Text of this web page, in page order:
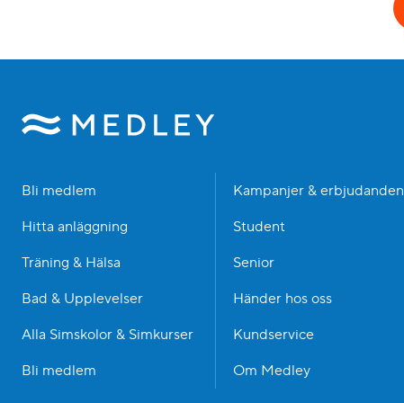
Bli medlem
Hitta anläggning
Träning & Hälsa
Bad & Upplevelser
Alla Simskolor & Simkurser
Bli medlem
Kampanjer & erbjudanden
Student
Senior
Händer hos oss
Kundservice
Om Medley